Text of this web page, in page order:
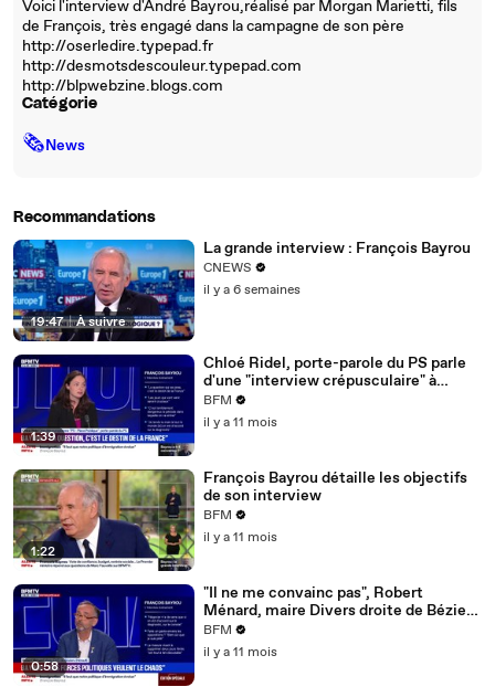
Voici l'interview d'André Bayrou,réalisé par Morgan Marietti, fils
de François, très engagé dans la campagne de son père
http://oserledire.typepad.fr
http://desmotsdescouleur.typepad.com
http://blpwebzine.blogs.com
Catégorie
🗞News
Recommandations
19:47 | À suivre
La grande interview : François Bayrou
CNEWS
il y a 6 semaines
1:39
Chloé Ridel, porte-parole du PS parle
d'une "interview crépusculaire" à
propos de l'interview de François
Bayrou
BFM
il y a 11 mois
1:22
François Bayrou détaille les objectifs
de son interview
BFM
il y a 11 mois
0:58
"Il ne me convainc pas", Robert
Ménard, maire Divers droite de Béziers
réagit à l'interview de François Bayrou
BFM
il y a 11 mois